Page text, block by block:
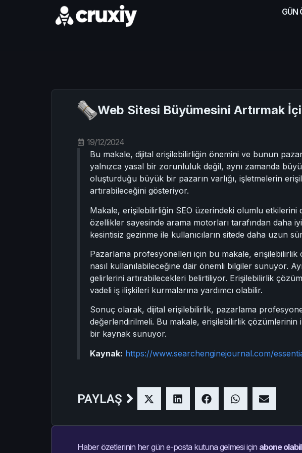
GÜN
Web Sitesi Büyümesini Artırmak
19/12/2024
Bu makale, dijital erişilebilirliğin önemini ve bunun
yalnızca yasal bir zorunluluk değil, aynı zamanda
oluşturduğu büyük bir pazarın varlığı, işletmelerin
artırabileceğini gösteriyor.
Makale, erişilebilirliğin SEO üzerindeki olumlu etkilerini
özellikler sayesinde arama motorları tarafından daha
kesintisiz gezinme ile kullanıcıların sitede daha uzun
Pazarlama profesyonelleri için bu makale, erişilebilirlik
nasıl kullanılabileceğine dair önemli bilgiler sunuyor.
gelirlerini artırabilecekleri belirtiliyor. Erişilebilirlik
vadeli iş ilişkileri kurmalarına yardımcı olabilir.
Sonuç olarak, dijital erişilebilirlik, pazarlama
değerlendirilmeli. Bu makale, erişilebilirlik
bir kaynak sunuyor.
Kaynak: https://www.searchenginejournal.com/
PAYLAŞ
Haber özetlerinin her gün e-posta kutuna gelmesi için abone